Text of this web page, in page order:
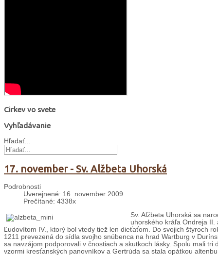
Cirkev vo svete
Vyhľadávanie
Hľadať...
17. november - Sv. Alžbeta Uhorská
Podrobnosti
Uverejnené: 16. november 2009
Prečítané: 4338x
Sv. Alžbeta Uhorská sa
uhorského kráľa Ondreja II.
Ľudovítom IV., ktorý bol vtedy tiež len dieťaťom. Do svojich štyroch
1211 prevezená do sídla svojho snúbenca na hrad Wartburg v
sa navzájom podporovali v čnostiach a skutkoch lásky. Spolu mali
vzormi kresťanských panovníkov a Gertrúda sa stala opátkou